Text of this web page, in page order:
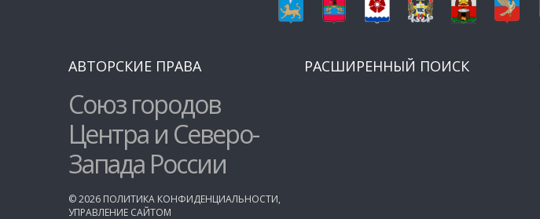
АВТОРСКИЕ ПРАВА
Союз городов
Центра и Северо-
Запада России
©2026 ПОЛИТИКА КОНФИДЕНЦИАЛЬНОСТИ,
УПРАВЛЕНИЕ САЙТОМ
РАСШИРЕННЫЙ ПОИСК